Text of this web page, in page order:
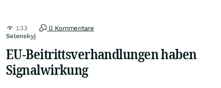
Selenskyj
133 0 Kommentare
EU-Beitrittsverhandlungen haben
Signalwirkung